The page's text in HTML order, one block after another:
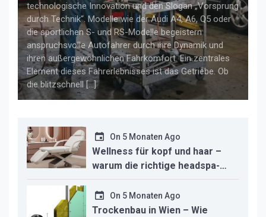
technologische Innovation und den Slogan „Vorsprung
durch Technik“. Modelle wie der Audi A4, A6, Q5 oder
die sportlichen S- und RS-Modelle begeistern
anspruchsvolle Autofahrer durch ihre Dynamik und
ihren außergewöhnlichen Fahrkomfort. Ein zentrales
Element dieses Fahrerlebnisses ist das Getriebe. Ob
die blitzschnell […]
On 5 Monaten Ago
Wellness für kopf und haar –
warum die richtige headspa-
liege den unterschied für ihr
studio macht
On 5 Monaten Ago
Trockenbau in Wien – Wie